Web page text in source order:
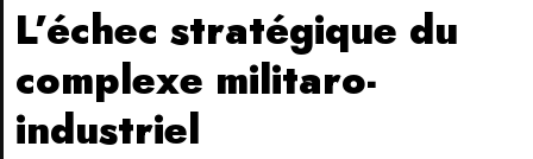
L’échec stratégique du
complexe militaro-
industriel